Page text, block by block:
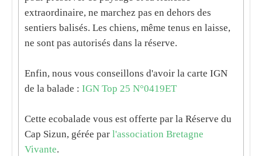
extraordinaire, ne marchez pas en dehors des
sentiers balisés. Les chiens, même tenus en laisse,
ne sont pas autorisés dans la réserve.
Enfin, nous vous conseillons d'avoir la carte IGN
de la balade : IGN Top 25 N°0419ET
Cette ecobalade vous est offerte par la Réserve du
Cap Sizun, gérée par l'association Bretagne
Vivante.